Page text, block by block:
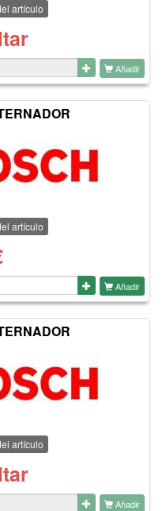
artículo
Añadir
artículo
Añadir
artículo
Añadir